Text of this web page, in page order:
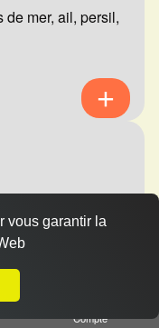
de mer, ail, persil,
hachée,
Compte
vous garantir la